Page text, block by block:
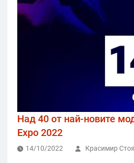
Над 40 от най-новите
Expo 2022
14/10/2022 Красимир